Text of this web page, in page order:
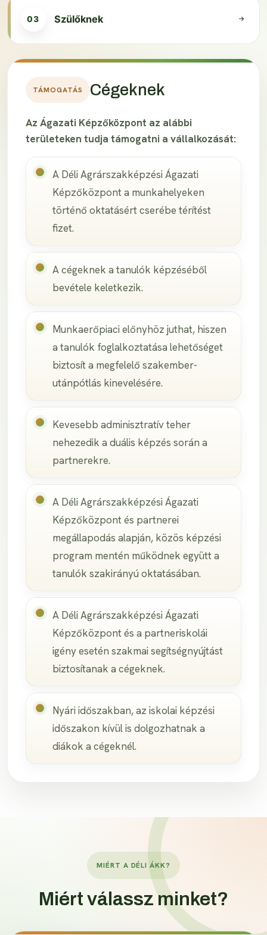
Szülőknek
TÁMOGATÁS Cégeknek
Az Ágazati Képzőközpont az alábbi
területeken tudja támogatni a vállalkozását:
A Déli Agrárszakképzési Ágazati
Képzőközpont a munkahelyeken
történő oktatásért cserébe térítést
fizet.
A cégeknek a tanulók képzéséből
bevétele keletkezik.
Munkaerőpiaci előnyhöz juthat, hiszen
a tanulók foglalkoztatása lehetőséget
biztosít a megfelelő szakember-
utánpótlás kinevelésére.
Kevesebb adminisztratív teher
nehezedik a duális képzés során a
partnerekre.
A Déli Agrárszakképzési Ágazati
Képzőközpont és partnerei
megállapodás alapján, közös képzési
program mentén működnek együtt a
tanulók szakirányú oktatásában.
A Déli Agrárszakképzési Ágazati
Képzőközpont és a partneriskolái
igény esetén szakmai segítségnyújtást
biztosítanak a cégeknek.
Nyári időszakban, az iskolai képzési
időszakon kívül is dolgozhatnak a
diákok a cégeknél.
MIÉRT A DÉLI ÁKK?
Miért válassz minket?